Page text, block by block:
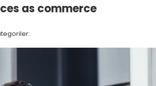
as commerce